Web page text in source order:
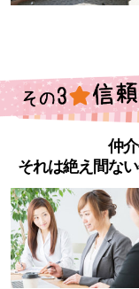
仲
それは絶え間な